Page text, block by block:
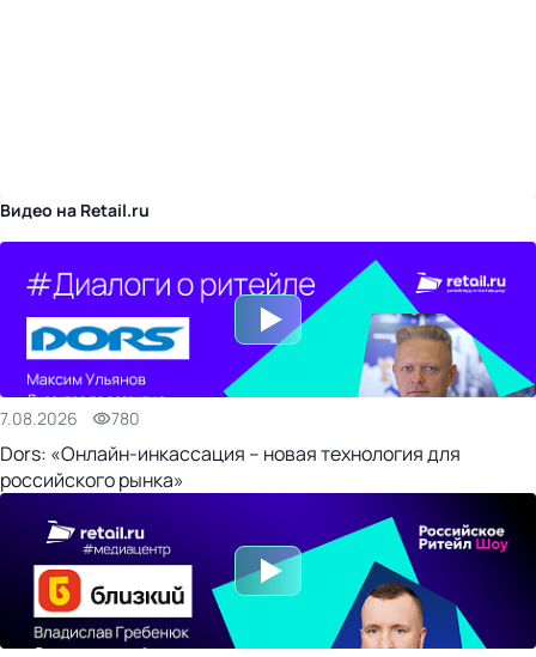
Видео на Retail.ru
7.08.2026 780
Dors: «Онлайн-инкассация – новая технология для
российского рынка»